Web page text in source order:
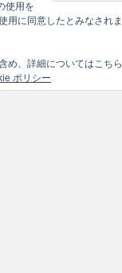
使用を
用に同意したとみなされま
め、詳細についてはこちら
ポリシー